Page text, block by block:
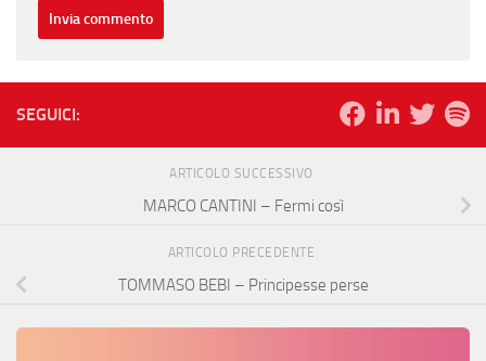
SEGUICI:
ARTICOLO SUCCESSIVO
MARCO CANTINI – Fermi così
ARTICOLO PRECEDENTE
TOMMASO BEBI – Principesse perse